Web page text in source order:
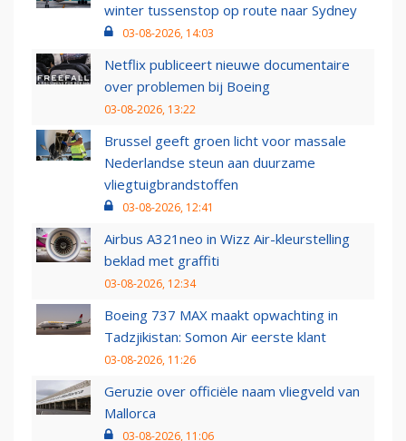
winter tussenstop op route naar Sydney
03-08-2026, 14:03
Netflix publiceert nieuwe documentaire
over problemen bij Boeing
03-08-2026, 13:22
Brussel geeft groen licht voor massale
Nederlandse steun aan duurzame
vliegtuigbrandstoffen
03-08-2026, 12:41
Airbus A321neo in Wizz Air-kleurstelling
beklad met graffiti
03-08-2026, 12:34
Boeing 737 MAX maakt opwachting in
Tadzjikistan: Somon Air eerste klant
03-08-2026, 11:26
Geruzie over officiële naam vliegveld van
Mallorca
03-08-2026, 11:06